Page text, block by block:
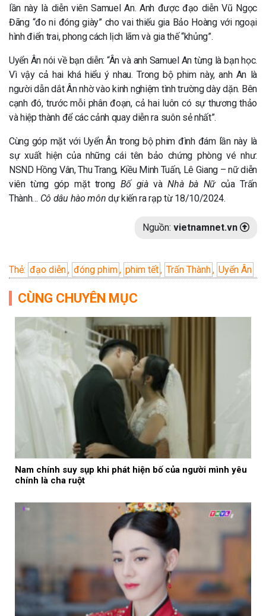
lần này là diễn viên Samuel An. Anh được đạo diễn Vũ Ngọc
Đãng “đo ni đóng giày” cho vai thiếu gia Bảo Hoàng với ngoại
hình điển trai, phong cách lịch lãm và gia thế “khủng”.
Uyển Ân nói về bạn diễn: “Ân và anh Samuel An từng là bạn học.
Vì vậy cả hai khá hiểu ý nhau. Trong bộ phim này, anh An là
người dẫn dắt Ân nhờ vào kinh nghiệm tình trường dày dặn. Bên
cạnh đó, trước mỗi phân đoạn, cả hai luôn có sự thương thảo
và hiệp thành để các cảnh quay diễn ra suôn sẻ nhất”.
Cùng góp mặt với Uyển Ân trong bộ phim đình đám lần này là
sự xuất hiện của những cái tên bảo chứng phòng vé như:
NSND Hồng Vân, Thu Trang, Kiều Minh Tuấn, Lê Giang – nữ diễn
viên từng góp mặt trong Bố giàvàNhà bà Nữ của Trấn
Thành… Cô dâu hào môn dự kiến ra rạp từ 18/10/2024.
Nguồn: vietnamnet.vn
Thẻ: đạo diễn, đóng phim, phim tết, Trấn Thành, Uyển Ân
CÙNG CHUYÊN MỤC
Nam chính suy sụp khi phát hiện bố của người mình yêu
chính là cha ruột